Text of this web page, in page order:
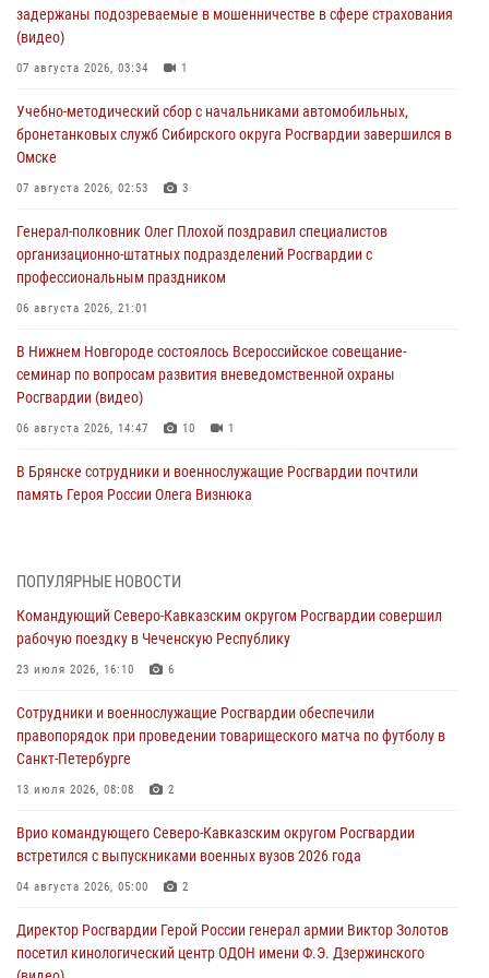
задержаны подозреваемые в мошенничестве в сфере страхования
(видео)
07 августа 2026, 03:34 1
Учебно-методический сбор с начальниками автомобильных,
бронетанковых служб Сибирского округа Росгвардии завершился в
Омске
07 августа 2026, 02:53 3
Генерал-полковник Олег Плохой поздравил специалистов
организационно-штатных подразделений Росгвардии с
профессиональным праздником
06 августа 2026, 21:01
В Нижнем Новгороде состоялось Всероссийское совещание-
семинар по вопросам развития вневедомственной охраны
Росгвардии (видео)
06 августа 2026, 14:47 10 1
В Брянске сотрудники и военнослужащие Росгвардии почтили
память Героя России Олега Визнюка
память товарищей, погибших при исполнении воинского долга
06 августа 2026, 13:29 5
В Центральном округе Росгвардии прошли мероприятия к
06 августа 2026, 13:24
Росгвардейцы задержали мужчину, открывшего стрельбу в
Подмосковье (видео)
Росгвардейцы провели выставку вооружения для участников сбора
«Гвардеец» в Пензе (видео)
В Курске росгвардейцы приняли участие в митинге, посвященном
ПОПУЛЯРНЫЕ НОВОСТИ
Командующий Северо-Кавказским округом Росгвардии совершил
рабочую поездку в Чеченскую Республику
23 июля 2026, 16:10 6
Сотрудники и военнослужащие Росгвардии обеспечили
правопорядок при проведении товарищеского матча по футболу в
Санкт-Петербурге
13 июля 2026, 08:08 2
Врио командующего Северо-Кавказским округом Росгвардии
встретился с выпускниками военных вузов 2026 года
04 августа 2026, 05:00 2
Директор Росгвардии Герой России генерал армии Виктор Золотов
посетил кинологический центр ОДОН имени Ф.Э. Дзержинского